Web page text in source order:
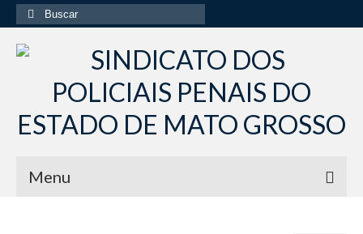
Buscar
por:
Menu